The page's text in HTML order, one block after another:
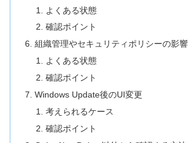
よくある状態
確認ポイント
組織管理やセキュリティポリシーの影響
よくある状態
確認ポイント
Windows Update後のUI変更
考えられるケース
確認ポイント